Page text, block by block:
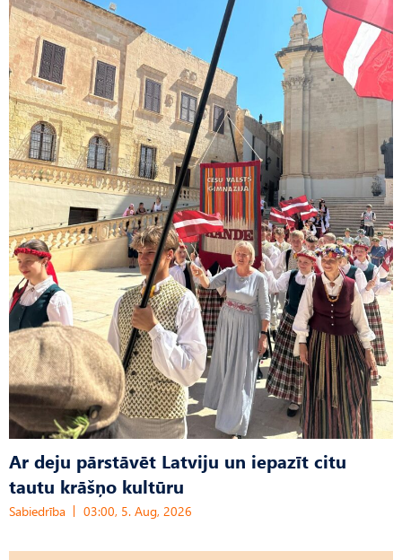
Ar deju pārstāvēt Latviju un iepazīt citu
tautu krāšņo kultūru
Sabiedrība 03:00, 5. Aug, 2026